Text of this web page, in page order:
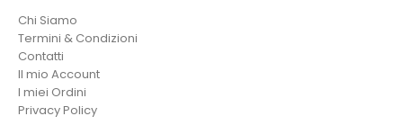
Chi Siamo
Termini & Condizioni
Contatti
Il mio Account
I miei Ordini
Privacy Policy